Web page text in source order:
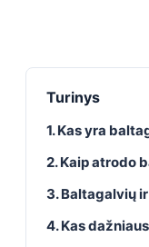
Turinys
1. Kas yra
2. Kaip atrodo
3. Baltagalvių
4. Kas